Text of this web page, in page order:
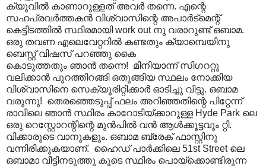
ക്യൂവില്‍ കാണാറുള്ളത് അവര്‍ തന്നെ. എന്റെ
സഹപ്രവര്‍ത്തകന്‍ വിശ്വാസിന്റെ അപാര്‍ട്മെന്റ്
കെട്ടിടത്തില്‍ സ്ഥിരമായി work out നു വരാറുണ്ട് ഒബാമ.
ഒരു തവണ എലെവേറ്ററില്‍‍ കണ്ടതും ക്യാമ്പെയിനു
ബെസ്റ്റ് വിഷസ് പറഞ്ഞു കൈ
കൊടുത്തതും ഞാന്‍ തന്നെ! മിനിയാന്ന് സിഗററ്റു
വലിക്കാന്‍ പുറത്തിറങ്ങി ഒതുങ്ങിയ സ്ഥലം നോക്കിയ
വിശ്വാസിനെ സെക്യൂരിറ്റിക്കാര്‍ ഓടിച്ചു വിട്ടു. ഒബാമ
വരുന്നു! തെരഞ്ഞെടുപ്പ് ഫലം അറിഞ്ഞതിന്റെ പിറ്റേന്ന്
രാവിലെ ഞാന്‍ സ്ഥിരം കാറോടിയ്ക്കാറുള്ള Hyde Park ലെ
ഒരു റെസ്റ്റോറന്റിന്റെ മുന്‍പില്‍ വന്‍ ആള്‍ക്കൂട്ടവും റ്റി.
വിക്കാരുടെ വാനുകളും. ഒബാമ ബ്രേക് ഫാസ്റ്റിനു
വന്നിരിക്കുകയാണ്. ഹൈഡ് പാര്‍ക്കിലെ 51st Street ലെ
ഒബാമാ വീട്ടിനടുത്തു കൂടെ സ്ഥിരം പൊയ്ക്കൊണ്ടിരുന്ന